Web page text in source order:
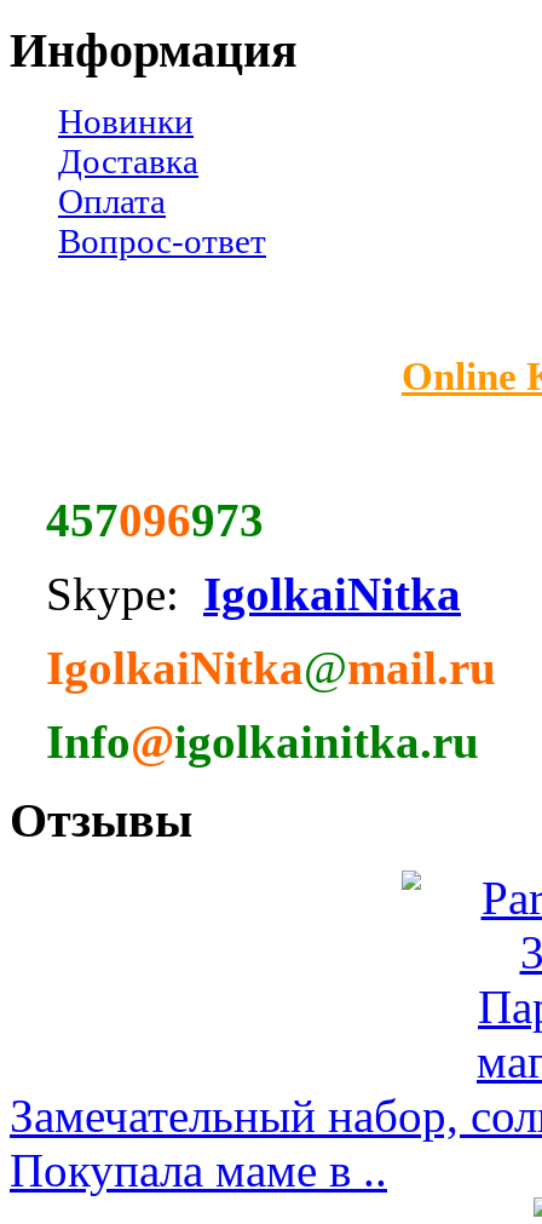
Информация
Новинки
Доставка
Оплата
Вопрос-ответ
Online
457096973
Skype: IgolkaiNitka
IgolkaiNitka@mail.ru
Info@igolkainitka.ru
Отзывы
Замечательный набор,
Покупала маме в ..